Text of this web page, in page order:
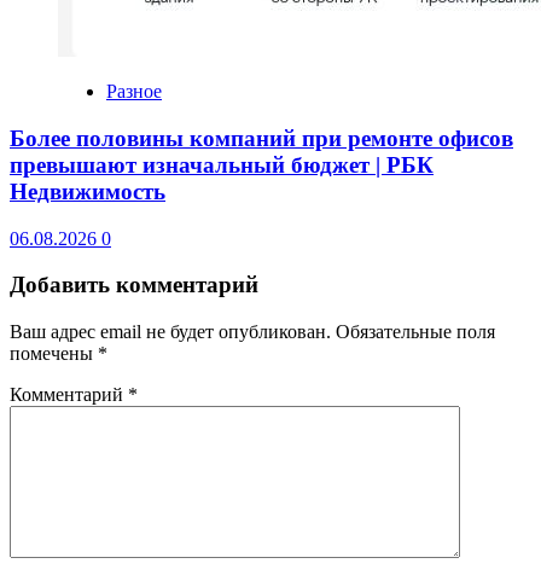
Разное
Более половины компаний при ремонте офисов
превышают изначальный бюджет | РБК
Недвижимость
06.08.2026 0
Добавить комментарий
Ваш адрес email не будет опубликован. Обязательные поля
помечены *
Комментарий *